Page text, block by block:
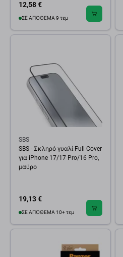
12,58 €
ΣΕ ΑΠΌΘΕΜΑ 9 τεμ
SBS
SBS - Σκληρό γυαλί Full Cover
για iPhone 17/17 Pro/16 Pro,
μαύρο
19,13 €
ΣΕ ΑΠΌΘΕΜΑ 10+ τεμ